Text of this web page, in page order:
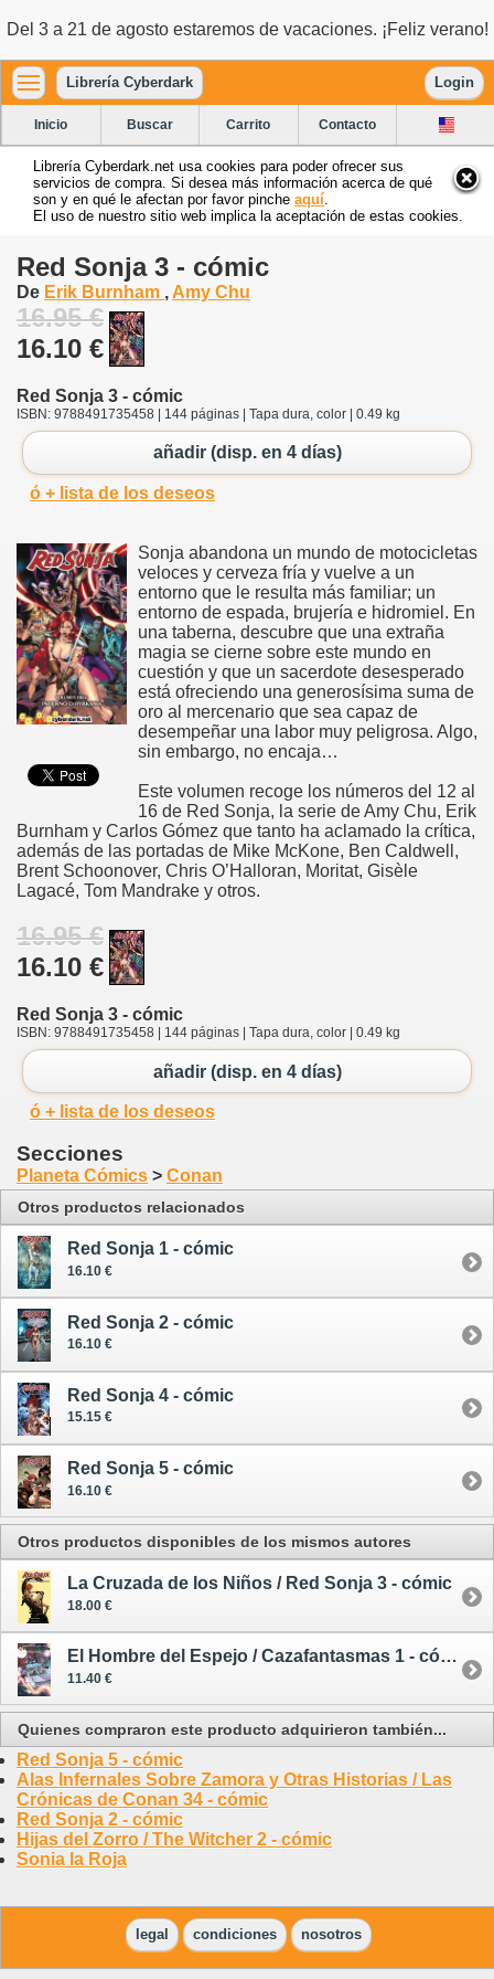
Del 3 a 21 de agosto estaremos de vacaciones. ¡Feliz verano!
Librería Cyberdark Login
Inicio Buscar Carrito Contacto
Librería Cyberdark.net usa cookies para poder ofrecer sus
servicios de compra. Si desea más información acerca de qué
son y en qué le afectan por favor pinche aquí
El uso de nuestro sitio web implica la aceptación de estas cookies.
Red Sonja 3 - cómic
De Erik Burnham , Amy Chu
16.95 €
16.10 €
Red Sonja 3 - cómic
ISBN: 9788491735458 | 144 páginas | Tapa dura, color | 0.49 kg
añadir (disp. en 4 días)
ó + lista de los deseos
Sonja abandona un mundo de motocicletas
veloces y cerveza fría y vuelve a un
entorno que le resulta más familiar; un
entorno de espada, brujería e hidromiel. En
una taberna, descubre que una extraña
magia se cierne sobre este mundo en
cuestión y que un sacerdote desesperado
está ofreciendo una generosísima suma de
oro al mercenario que sea capaz de
desempeñar una labor muy peligrosa. Algo,
sin embargo, no encaja…
Este volumen recoge los números del 12 al
16 de Red Sonja, la serie de Amy Chu, Erik
Burnham y Carlos Gómez que tanto ha aclamado la crítica,
además de las portadas de Mike McKone, Ben Caldwell,
Brent Schoonover, Chris O’Halloran, Moritat, Gisèle
Lagacé, Tom Mandrake y otros.
16.95 €
16.10 €
Red Sonja 3 - cómic
ISBN: 9788491735458 | 144 páginas | Tapa dura, color | 0.49 kg
añadir (disp. en 4 días)
ó + lista de los deseos
Secciones
Planeta Cómics > Conan
Otros productos relacionados
Red Sonja 1 - cómic
16.10 €
Red Sonja 2 - cómic
16.10 €
Red Sonja 4 - cómic
15.15 €
Red Sonja 5 - cómic
16.10 €
Otros productos disponibles de los mismos autores
La Cruzada de los Niños / Red Sonja 3 - cómic
18.00 €
El Hombre del Espejo / Cazafantasmas 1 - cómic
11.40 €
Quienes compraron este producto adquirieron también...
Red Sonja 5 - cómic
Alas Infernales Sobre Zamora y Otras Historias / Las
Crónicas de Conan 34 - cómic
Red Sonja 2 - cómic
Hijas del Zorro / The Witcher 2 - cómic
Sonia la Roja
legal condiciones nosotros